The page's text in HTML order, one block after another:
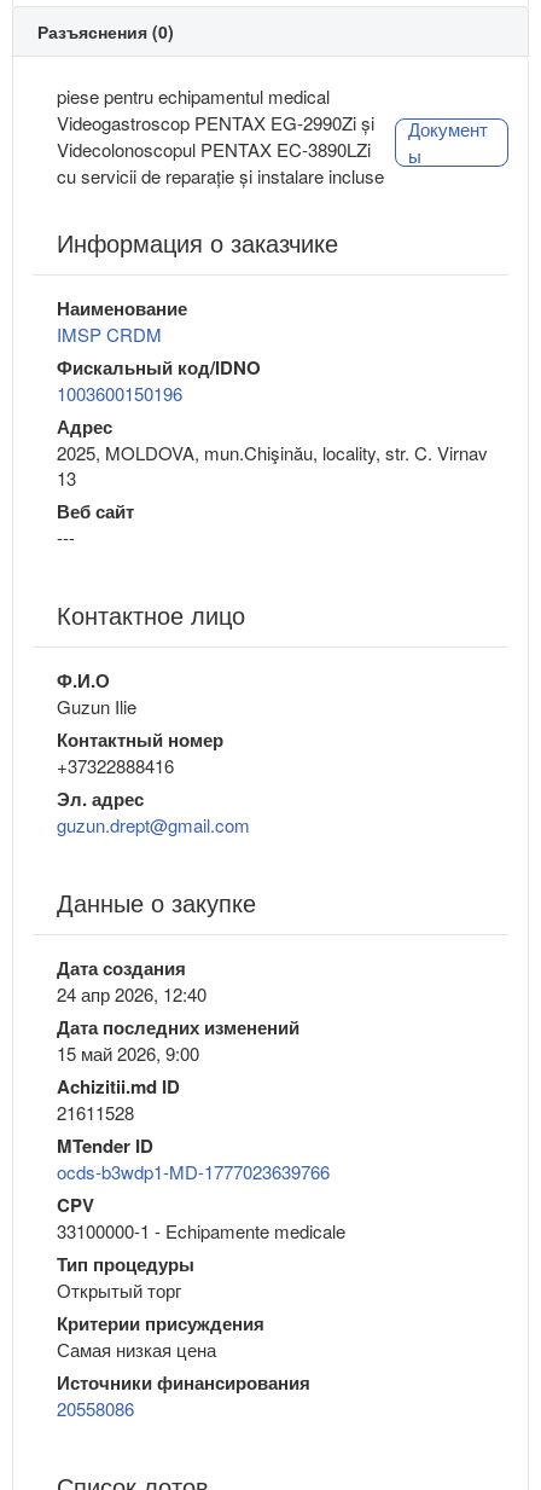
Разъяснения (0)
piese pentru echipamentul medical
Videogastroscop PENTAX EG-2990Zi și
Videcolonoscopul PENTAX EC-3890LZi
cu servicii de reparație și instalare incluse
Документ
ы
Информация о заказчике
Наименование
IMSP CRDM
Фискальный код/IDNO
1003600150196
Адрес
2025, MOLDOVA, mun.Chişinău, locality, str. C. Virnav
13
Веб сайт
---
Контактное лицо
Ф.И.О
Guzun Ilie
Контактный номер
+37322888416
Эл. адрес
guzun.drept@gmail.com
Данные о закупке
Дата создания
24 апр 2026, 12:40
Дата последних изменений
15 май 2026, 9:00
Achizitii.md ID
21611528
MTender ID
ocds-b3wdp1-MD-1777023639766
CPV
33100000-1 - Echipamente medicale
Тип процедуры
Открытый торг
Критерии присуждения
Самая низкая цена
Источники финансирования
20558086